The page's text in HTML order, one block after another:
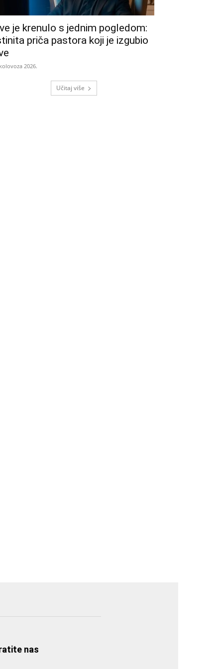
je krenulo s jednim pogledom:
priča pastora koji je izgubio
2026.
Učitaj više
nas